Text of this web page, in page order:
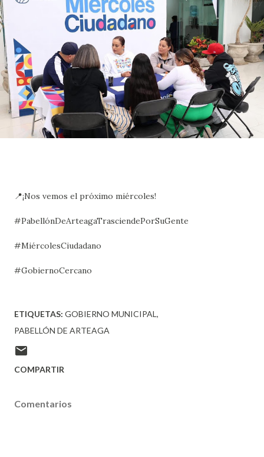
📍¡Nos vemos el próximo miércoles!
#PabellónDeArteagaTrasciendePorSuGente
#MiércolesCiudadano
#GobiernoCercano
ETIQUETAS: GOBIERNO MUNICIPAL
PABELLÓN DE ARTEAGA
COMPARTIR
Comentarios